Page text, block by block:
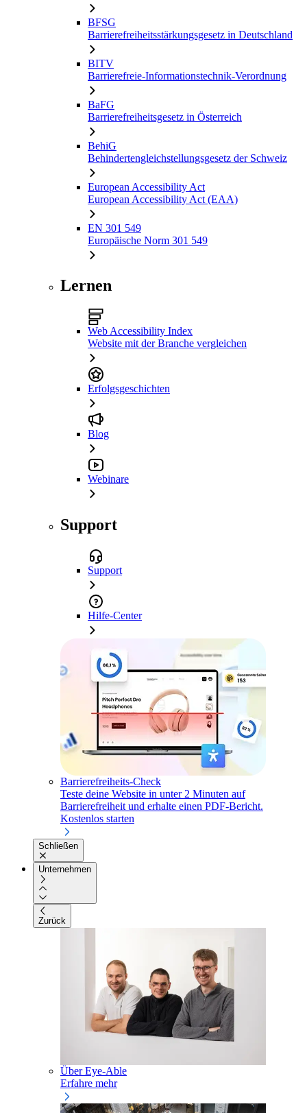
BFSG
Barrierefreiheitsstärkungsgesetz in Deutschland
BITV
Barrierefreie-Informationstechnik-Verordnung
BaFG
Barrierefreiheitsgesetz in Österreich
BehiG
Behindertengleichstellungsgesetz der Schweiz
European Accessibility Act
European Accessibility Act (EAA)
EN 301 549
Europäische Norm 301 549
Lernen
Web Accessibility Index
Website mit der Branche vergleichen
Erfolgsgeschichten
Blog
Webinare
Support
Support
Hilfe-Center
Barrierefreiheits-Check
Teste deine Website in unter 2 Minuten auf
Barrierefreiheit und erhalte einen PDF-Bericht.
Kostenlos starten
Schließen
Unternehmen
Zurück
Über Eye-Able
Erfahre mehr